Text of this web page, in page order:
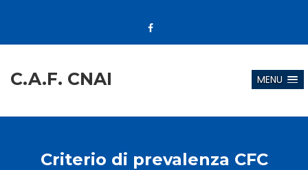
C.A.F. CNAI MENU
Criterio di prevalenza CFC